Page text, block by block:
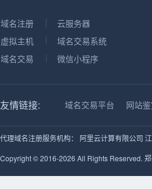
域名注册
云服务器
虚拟主机
域名交易系统
域名交易
微信小程序
友情链接: 域名交易平台 网站
代理域名注册服务机构： 阿里云计算有限公司
Copyright © 2016-2026 All Rights Reserved.